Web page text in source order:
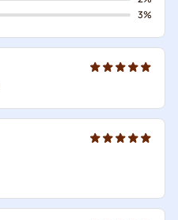
3%